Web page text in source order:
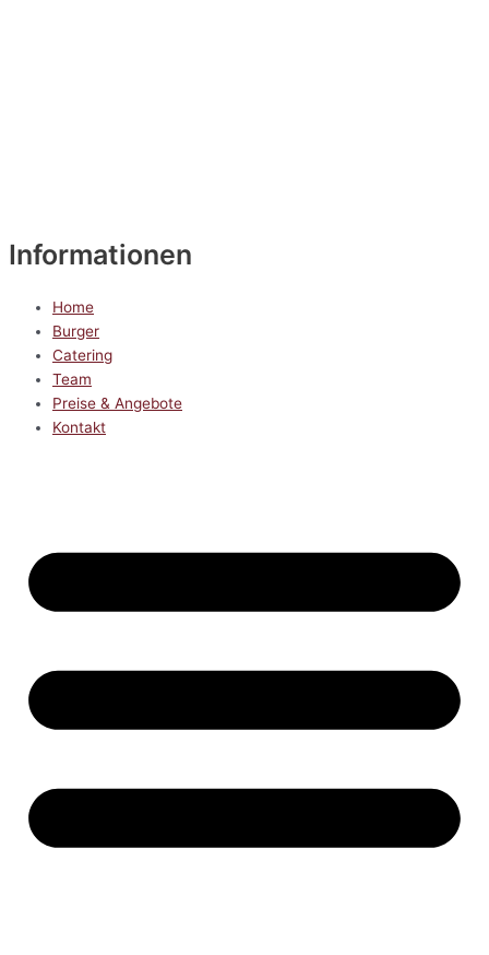
Informationen
Home
Burger
Catering
Team
Preise & Angebote
Kontakt